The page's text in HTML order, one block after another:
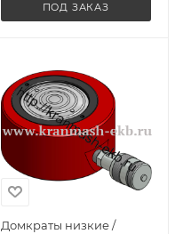
ПОД ЗАКАЗ
Домкраты низкие /